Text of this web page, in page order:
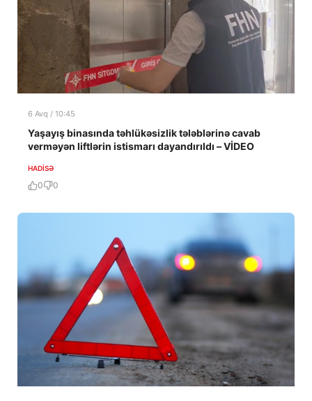
6 Avq / 10:45
Yaşayış binasında təhlükəsizlik tələblərinə cavab
verməyən liftlərin istismarı dayandırıldı – VİDEO
HADISƏ
0 0